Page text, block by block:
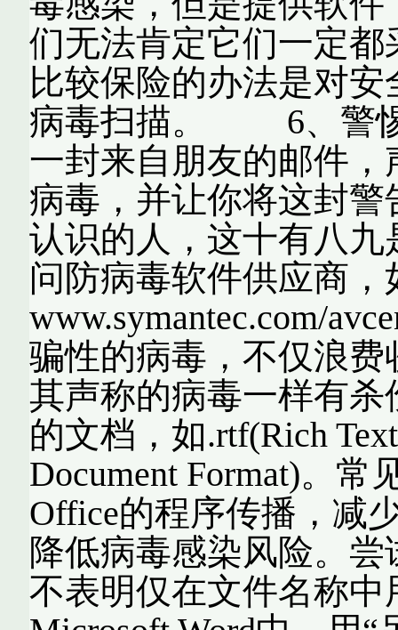
们无法肯定它们一定
比较保险的办法是对
病毒扫描。 6、警惕
一封来自朋友的邮件
病毒，并让你将这封
认识的人，这十有八
问防病毒软件供应商
www.symantec.com/
骗性的病毒，不仅浪
其声称的病毒一样有
的文档，如.rtf(Rich
Document Format)。
Office的程序传播，减
降低病毒感染风险。尝
不表明仅在文件名称